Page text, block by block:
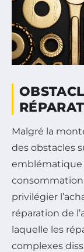
Malgré la
des obstacles
emblématique
privilégier
réparation de
laquelle les
complexes